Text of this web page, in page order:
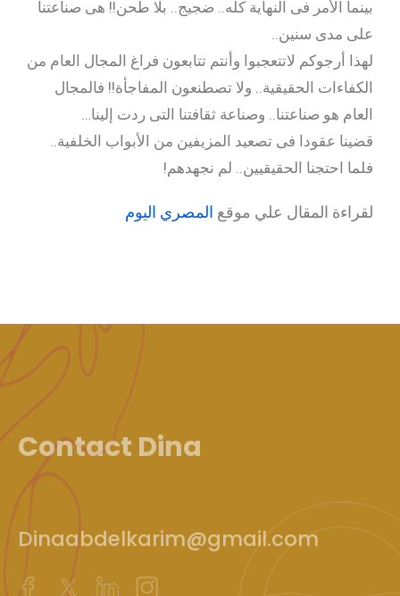
بينما الأمر فى النهاية كله.. ضجيج.. بلا طحن!! هى صناعتنا
على مدى سنين..
لهذا أرجوكم لاتتعجبوا وأنتم تتابعون فراغ المجال العام من
الكفاءات الحقيقية.. ولا تصطنعون المفاجأة!! فالمجال
العام هو صناعتنا.. وصناعة ثقافتنا التى ردت إلينا…
قضينا عقودا فى تصعيد المزيفين من الأبواب الخلفية..
فلما احتجنا الحقيقيين.. لم نجهدهم!
لقراءة المقال علي موقع المصري اليوم
Contact Dina
Dinaabdelkarim@gmail.com